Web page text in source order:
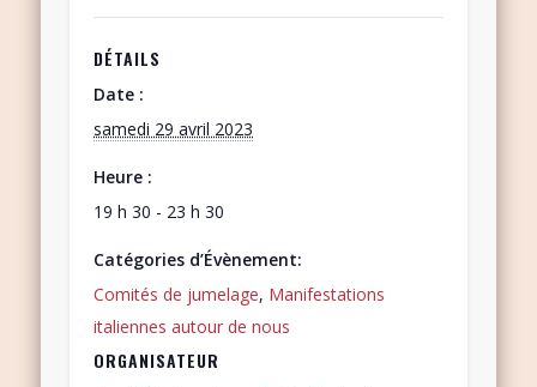
DÉTAILS
Date :
samedi 29 avril 2023
Heure :
19 h 30 - 23 h 30
Catégories d’Évènement:
Comités de jumelage, Manifestations
italiennes autour de nous
ORGANISATEUR